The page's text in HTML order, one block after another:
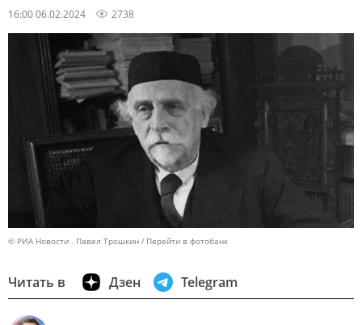
16:00 06.02.2024 2738
© РИА Новости . Павел Трошкин Перейти в фотобанк
Читать в Дзен Telegram